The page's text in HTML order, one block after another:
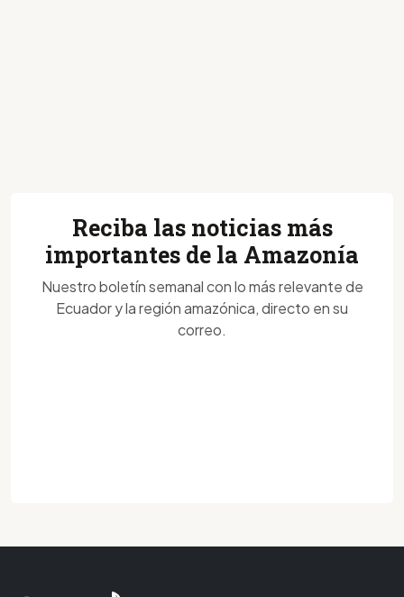
Reciba las noticias más
importantes de la Amazonía
Nuestro boletín semanal con lo más relevante de
Ecuador y la región amazónica, directo en su
correo.